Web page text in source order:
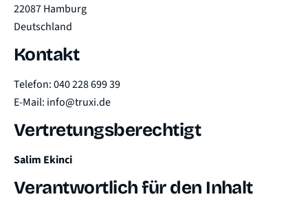
22087 Hamburg
Deutschland
Kontakt
Telefon:040 228 699 39
E-Mail: info@truxi.de
Vertretungsberechtigt
Salim Ekinci
Verantwortlich für den Inhalt